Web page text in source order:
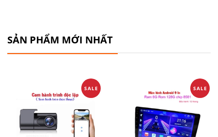
SẢN PHẨM MỚI NHẤT
SALE SALE